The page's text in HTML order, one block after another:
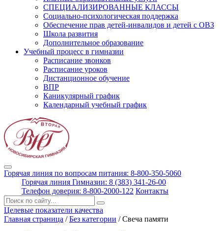
СПЕЦИАЛИЗИРОВАННЫЕ КЛАССЫ
Социально-психологическая поддержка
Обеспечение прав детей-инвалидов и детей с ОВЗ
Школа развития
Дополнительное образование
Учебный процесс в гимназии
Расписание звонков
Расписание уроков
Дистанционное обучение
ВПР
Каникулярный график
Календарный учебный график
Горячая линия по вопросам питания: 8-800-350-5060
Горячая линия Гимназии: 8 (383) 341-26-00
Телефон доверия: 8-800-2000-122 Контакты
Поиск:
Целевые показатели качества
Главная страница /Без категории /Свеча памяти